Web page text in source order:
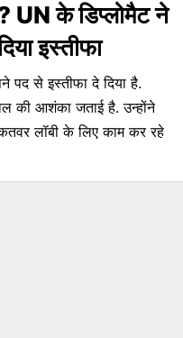
UN के डिप्लोमैट ने
इस्तीफा
पद से इस्तीफा दे दिया है.
की आशंका जताई है. उन्होंने
लॉबी के लिए काम कर रहे